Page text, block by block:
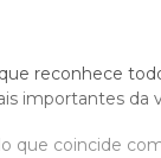
reconhece
importantes da
coincide